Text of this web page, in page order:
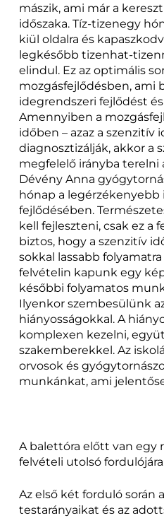
mászik, ami már a
időszaka. Tíz-tizenegy
kiül oldalra és
legkésőbb tizenhat-
elindul. Ez az optimális
mozgásfejlődésben, ami
idegrendszeri fejlődést
Amennyiben a
időben – azaz a szenzitív
diagnosztizálják, akkor a
megfelelő irányba terelni
Dévény Anna
hónap a
fejlődésében.
kell fejleszteni, csak ez a
biztos, hogy a szenzitív
sokkal lassabb
felvételin kapunk egy
későbbi folyamatos
Ilyenkor szembesülünk
hiányosságokkal. A
komplexen kezelni,
szakemberekkel. Az
orvosok és
munkánkat, ami
A balettóra előtt van egy
felvételi utolsó
Az első két forduló során
testarányaikat és az